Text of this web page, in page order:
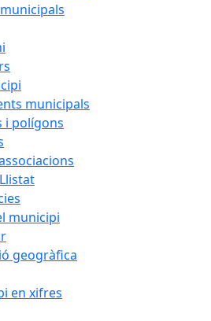
municipals
i polígons
municipi
geogràfica
en xifres